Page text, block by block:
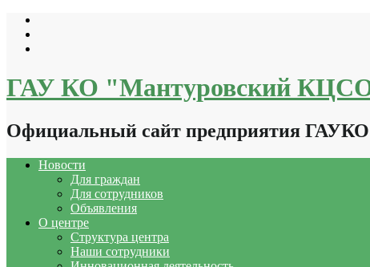
Перейти
содержимому
ГАУ КО "Мантуровский
Официальный сайт предприятия
Новости
Для граждан
Для сотрудников
Объявления
О центре
Структура центра
Наши сотрудники